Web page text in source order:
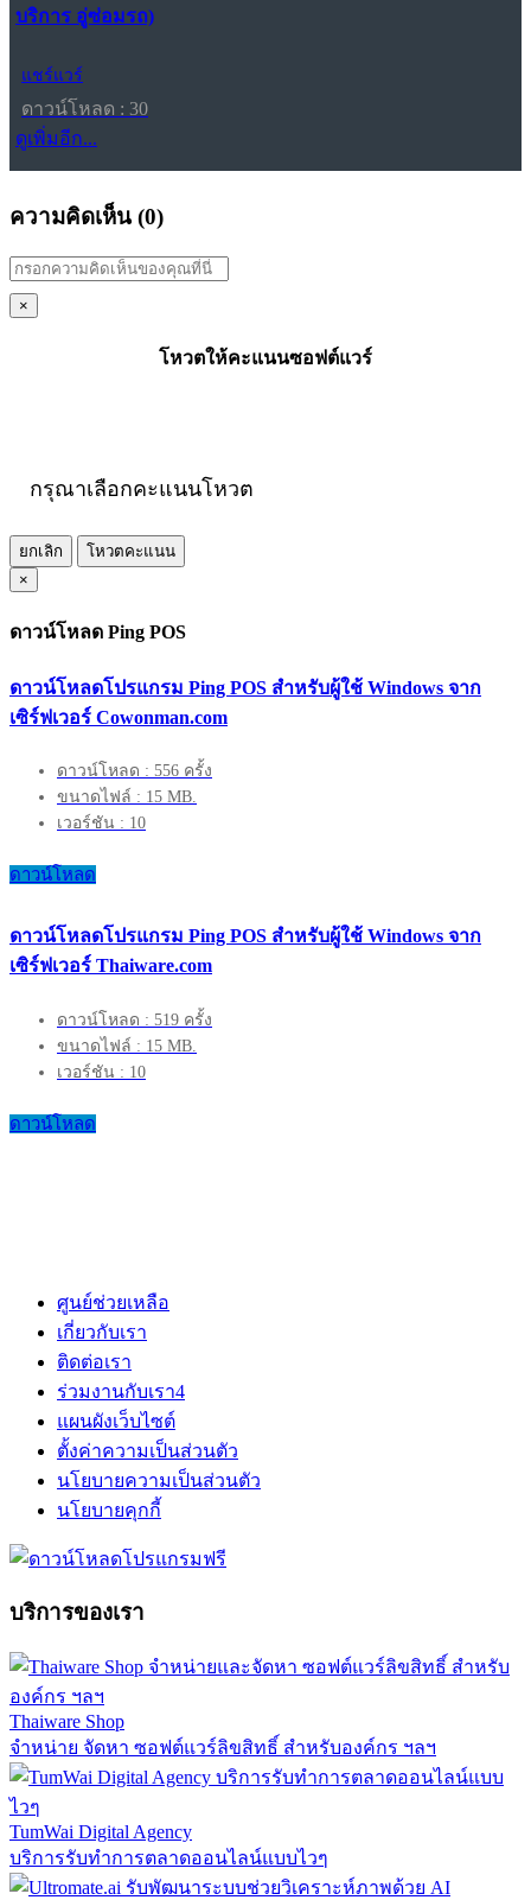
บริการ อู่ซ่อมรถ)
แชร์แวร์
ดาวน์โหลด : 30
ดูเพิ่มอีก...
ความคิดเห็น (0)
×
โหวตให้คะแนนซอฟต์แวร์
กรุณาเลือกคะแนนโหวต
ยกเลิก
โหวตคะแนน
×
ดาวน์โหลด Ping POS
ดาวน์โหลดโปรแกรม Ping POS สำหรับผู้ใช้ Windows จาก
เซิร์ฟเวอร์ Cowonman.com
ดาวน์โหลด : 556 ครั้ง
ขนาดไฟล์ : 15 MB.
เวอร์ชัน : 10
ดาวน์โหลด
ดาวน์โหลดโปรแกรม Ping POS สำหรับผู้ใช้ Windows จาก
เซิร์ฟเวอร์ Thaiware.com
ดาวน์โหลด : 519 ครั้ง
ขนาดไฟล์ : 15 MB.
เวอร์ชัน : 10
ดาวน์โหลด
ศูนย์ช่วยเหลือ
เกี่ยวกับเรา
ติดต่อเรา
ร่วมงานกับเรา4
แผนผังเว็บไซต์
ตั้งค่าความเป็นส่วนตัว
นโยบายความเป็นส่วนตัว
นโยบายคุกกี้
บริการของเรา
Thaiware Shop
จำหน่าย จัดหา ซอฟต์แวร์ลิขสิทธิ์ สำหรับองค์กร ฯลฯ
TumWai Digital Agency
บริการรับทำการตลาดออนไลน์แบบไวๆ